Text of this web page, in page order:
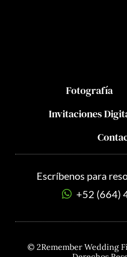
Fotografía
Invitaciones
Escríbenos para
+52 (664)
© 2Remember Wedding